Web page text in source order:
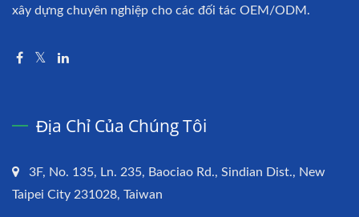
xây dựng chuyên nghiệp cho các đối tác OEM/ODM.
Địa Chỉ Của Chúng Tôi
3F, No. 135, Ln. 235, Baociao Rd., Sindian Dist., New
Taipei City 231028, Taiwan